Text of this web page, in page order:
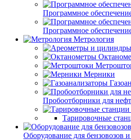
Программное
Программное
Метрология
Мерники
Пробоотборники для
Тарировочные
Оборудование для бензовозов и